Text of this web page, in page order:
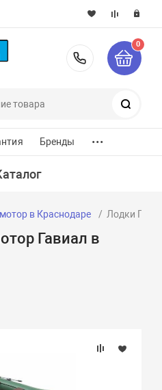
8-800-
0
Бренды ...
в Краснодаре Лодки ПВХ
Гавиал в